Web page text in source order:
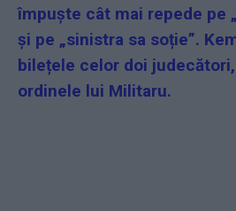
împuște cât mai repede pe
și pe „sinistra sa soție”.
bilețele celor doi
ordinele lui Militaru.